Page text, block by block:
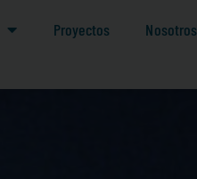
Proyectos Nosotros